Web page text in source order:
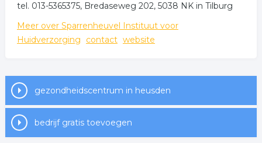
tel. 013-5365375, Bredaseweg 202, 5038 NK in Tilburg
Meer over Sparrenheuvel Instituut voor
Huidverzorging
contact website
gezondheidscentrum in heusden
bedrijf gratis toevoegen